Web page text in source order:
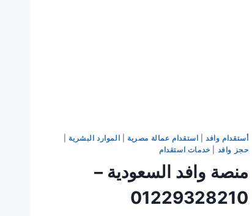
أستقدام وافد| استقدام عمالة مصرية الموارد البشرية
حجز وافد
خدمات استقدام
منصة وافد السعودية –
01229328210